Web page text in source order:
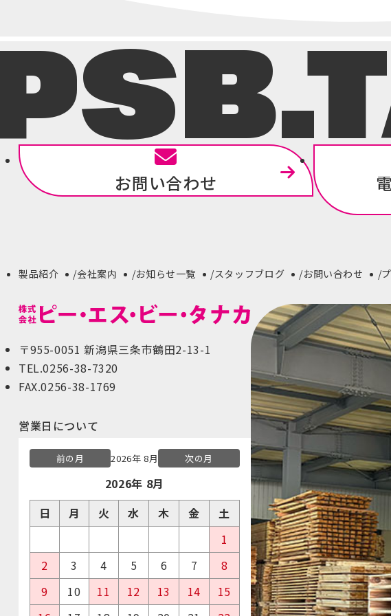
お問い合わせ
製品紹介 会社案内 お知らせ一覧 スタッフブログ お問い合わせ
〒955-0051 新潟県三条市鶴田2-13-1
TEL.0256-38-7320
FAX.0256-38-1769
営業日について
前の月 2026年 8月 次の月
2026年 8月
日
月 火 水 木 金
土
1
2
3 4 5 6 7
8
9
10 11 12 13 14
15